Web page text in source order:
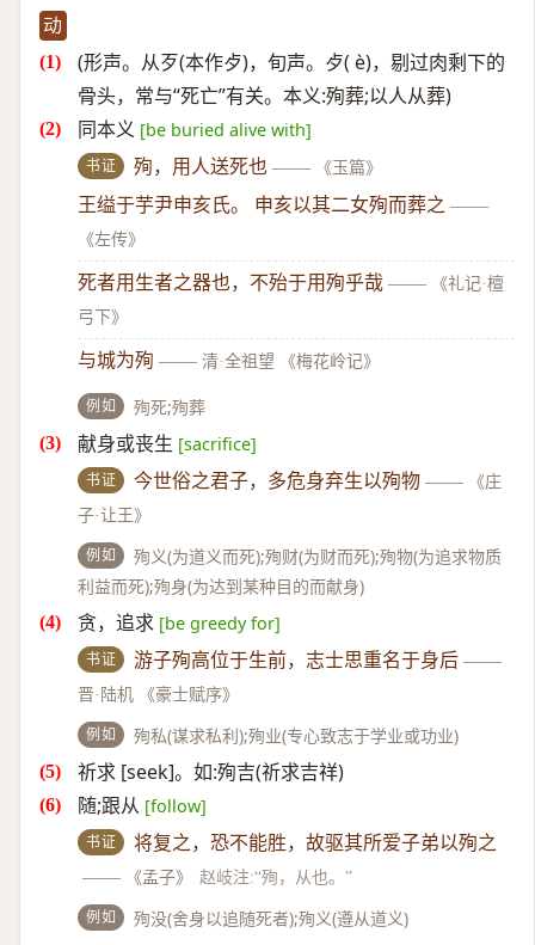
动
(形声。从歹(本作歺)，旬声。歺( è)，剔过肉剩下的
骨头，常与“死亡”有关。本义:殉葬;以人从葬)
同本义 [be buried alive with]
书证 殉，用人送死也 —— 《玉篇》
王缢于芋尹申亥氏。 申亥以其二女殉而葬之 ——
《左传》
死者用生者之器也，不殆于用殉乎哉 ——
《礼记·檀
弓下》
与城为殉 —— 清·全祖望 《梅花岭记》
例如 殉死;殉葬
献身或丧生 [sacrifice]
书证 今世俗之君子，多危身弃生以殉物 ——
《庄
子·让王》
例如
殉义(为道义而死);殉财(为财而死);殉物(为追求物质
利益而死);殉身(为达到某种目的而献身)
贪，追求 [be greedy for]
书证 游子殉高位于生前，志士思重名于身后 ——
晋·陆机 《豪士赋序》
例如 殉私(谋求私利);殉业(专心致志于学业或功业)
祈求 [seek]。如:殉吉(祈求吉祥)
随;跟从 [follow]
书证
将复之，恐不能胜，故驱其所爱子弟以殉之
——
《孟子》 赵岐注:“殉，从也。”
例如 殉没(舍身以追随死者);殉义(遵从道义)